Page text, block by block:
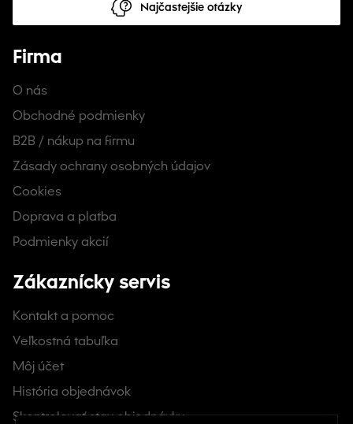
Najčastejšie otázky
Firma
O nás
Obchodné podmienky
B2B / nákup na firmu
Zásady ochrany osobných údajov
Cookies
Doprava a platba
Podmienky akcií
Zákaznícky servis
Kontakt a pomoc
Veľkostná tabuľka
Môj účet
História objednávok
Skontrolovať stav objednávky